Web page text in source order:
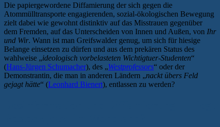
Die papiergewordene Diffamierung der sich gegen die
Atommülltransporte engagierenden, sozial-ökologischen Bewegung
zielt dabei wie gewohnt distinktiv auf das Misstrauen gegenüber
dem Fremden, auf das Unterscheiden von Innen und Außen, von Ihr
und Wir. Wann ist man Greifswalder genug, um sich für hiesige
Belange einsetzen zu dürfen und aus dem prekären Status des
wahlweise „ideologisch vorbelasteten Wichtigtuer-Studenten“
(Hans-Jürgen Schumacher), des „Westprofessors“ oder der
Demonstrantin, die man in anderen Ländern „nackt übers Feld
gejagt hätte“ (Leonhard Bienert), entlassen zu werden?